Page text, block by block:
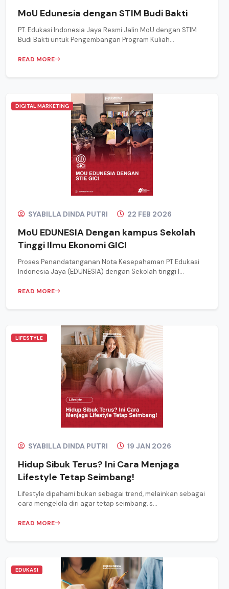
MoU Edunesia dengan STIM Budi Bakti
PT. Edukasi Indonesia Jaya Resmi Jalin MoU dengan STIM
Budi Bakti untuk Pengembangan Program Kuliah...
READ MORE
DIGITAL MARKETING
SYABILLA DINDA PUTRI 22 FEB 2026
MoU EDUNESIA Dengan kampus Sekolah
Tinggi Ilmu Ekonomi GICI
Proses Penandatanganan Nota Kesepahaman PT Edukasi
Indonesia Jaya (EDUNESIA) dengan Sekolah tinggi I...
READ MORE
LIFESTYLE
SYABILLA DINDA PUTRI 19 JAN 2026
Hidup Sibuk Terus? Ini Cara Menjaga
Lifestyle Tetap Seimbang!
Lifestyle dipahami bukan sebagai trend, melainkan sebagai
cara mengelola diri agar tetap seimbang, s...
READ MORE
EDUKASI